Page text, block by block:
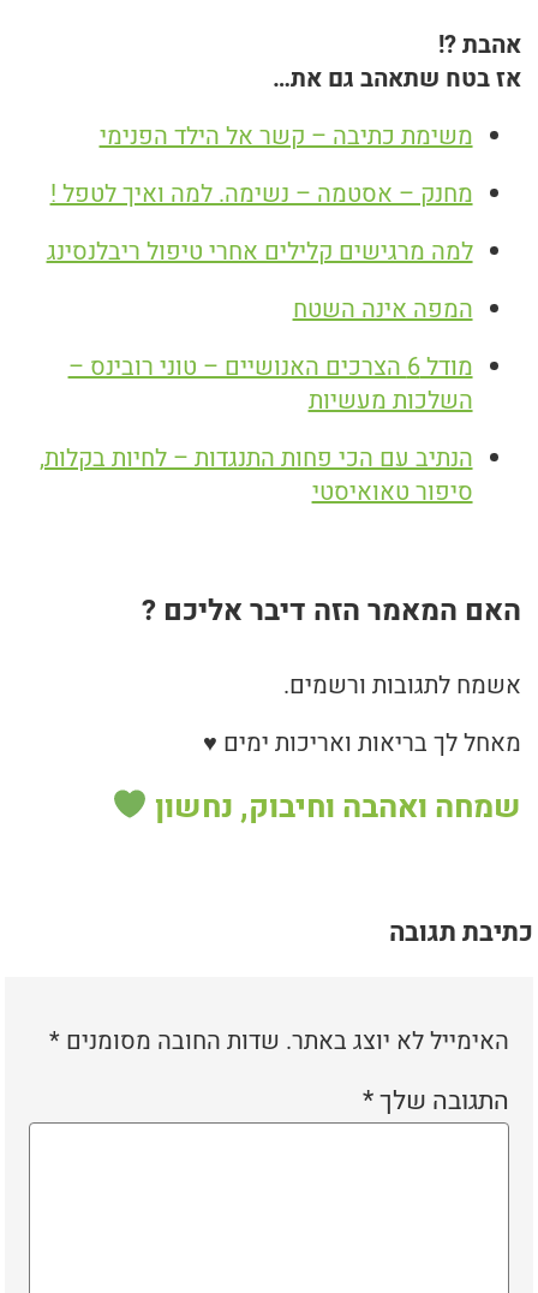
אהבת ?!
אז בטח שתאהב גם את…
משימת כתיבה – קשר אל הילד הפנימי
מחנק – אסטמה – נשימה. למה ואיך לטפל !
למה מרגישים קלילים אחרי טיפול ריבלנסינג
המפה אינה השטח
מודל 6 הצרכים האנושיים – טוני רובינס –
השלכות מעשיות
הנתיב עם הכי פחות התנגדות – לחיות בקלות,
סיפור טאואיסטי
האם המאמר הזה דיבר אליכם ?
אשמח לתגובות ורשמים.
מאחל לך בריאות ואריכות ימים ♥
שמחה ואהבה וחיבוק, נחשון
כתיבת תגובה
האימייל לא יוצג באתר. שדות החובה מסומנים*
התגובה שלך*